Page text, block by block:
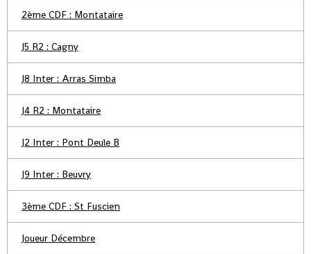
2ème CDF : Montataire
J5 R2 : Cagny
J8 Inter : Arras Simba
J4 R2 : Montataire
J2 Inter : Pont Deule B
J9 Inter : Beuvry
3ème CDF : St Fuscien
Joueur Décembre